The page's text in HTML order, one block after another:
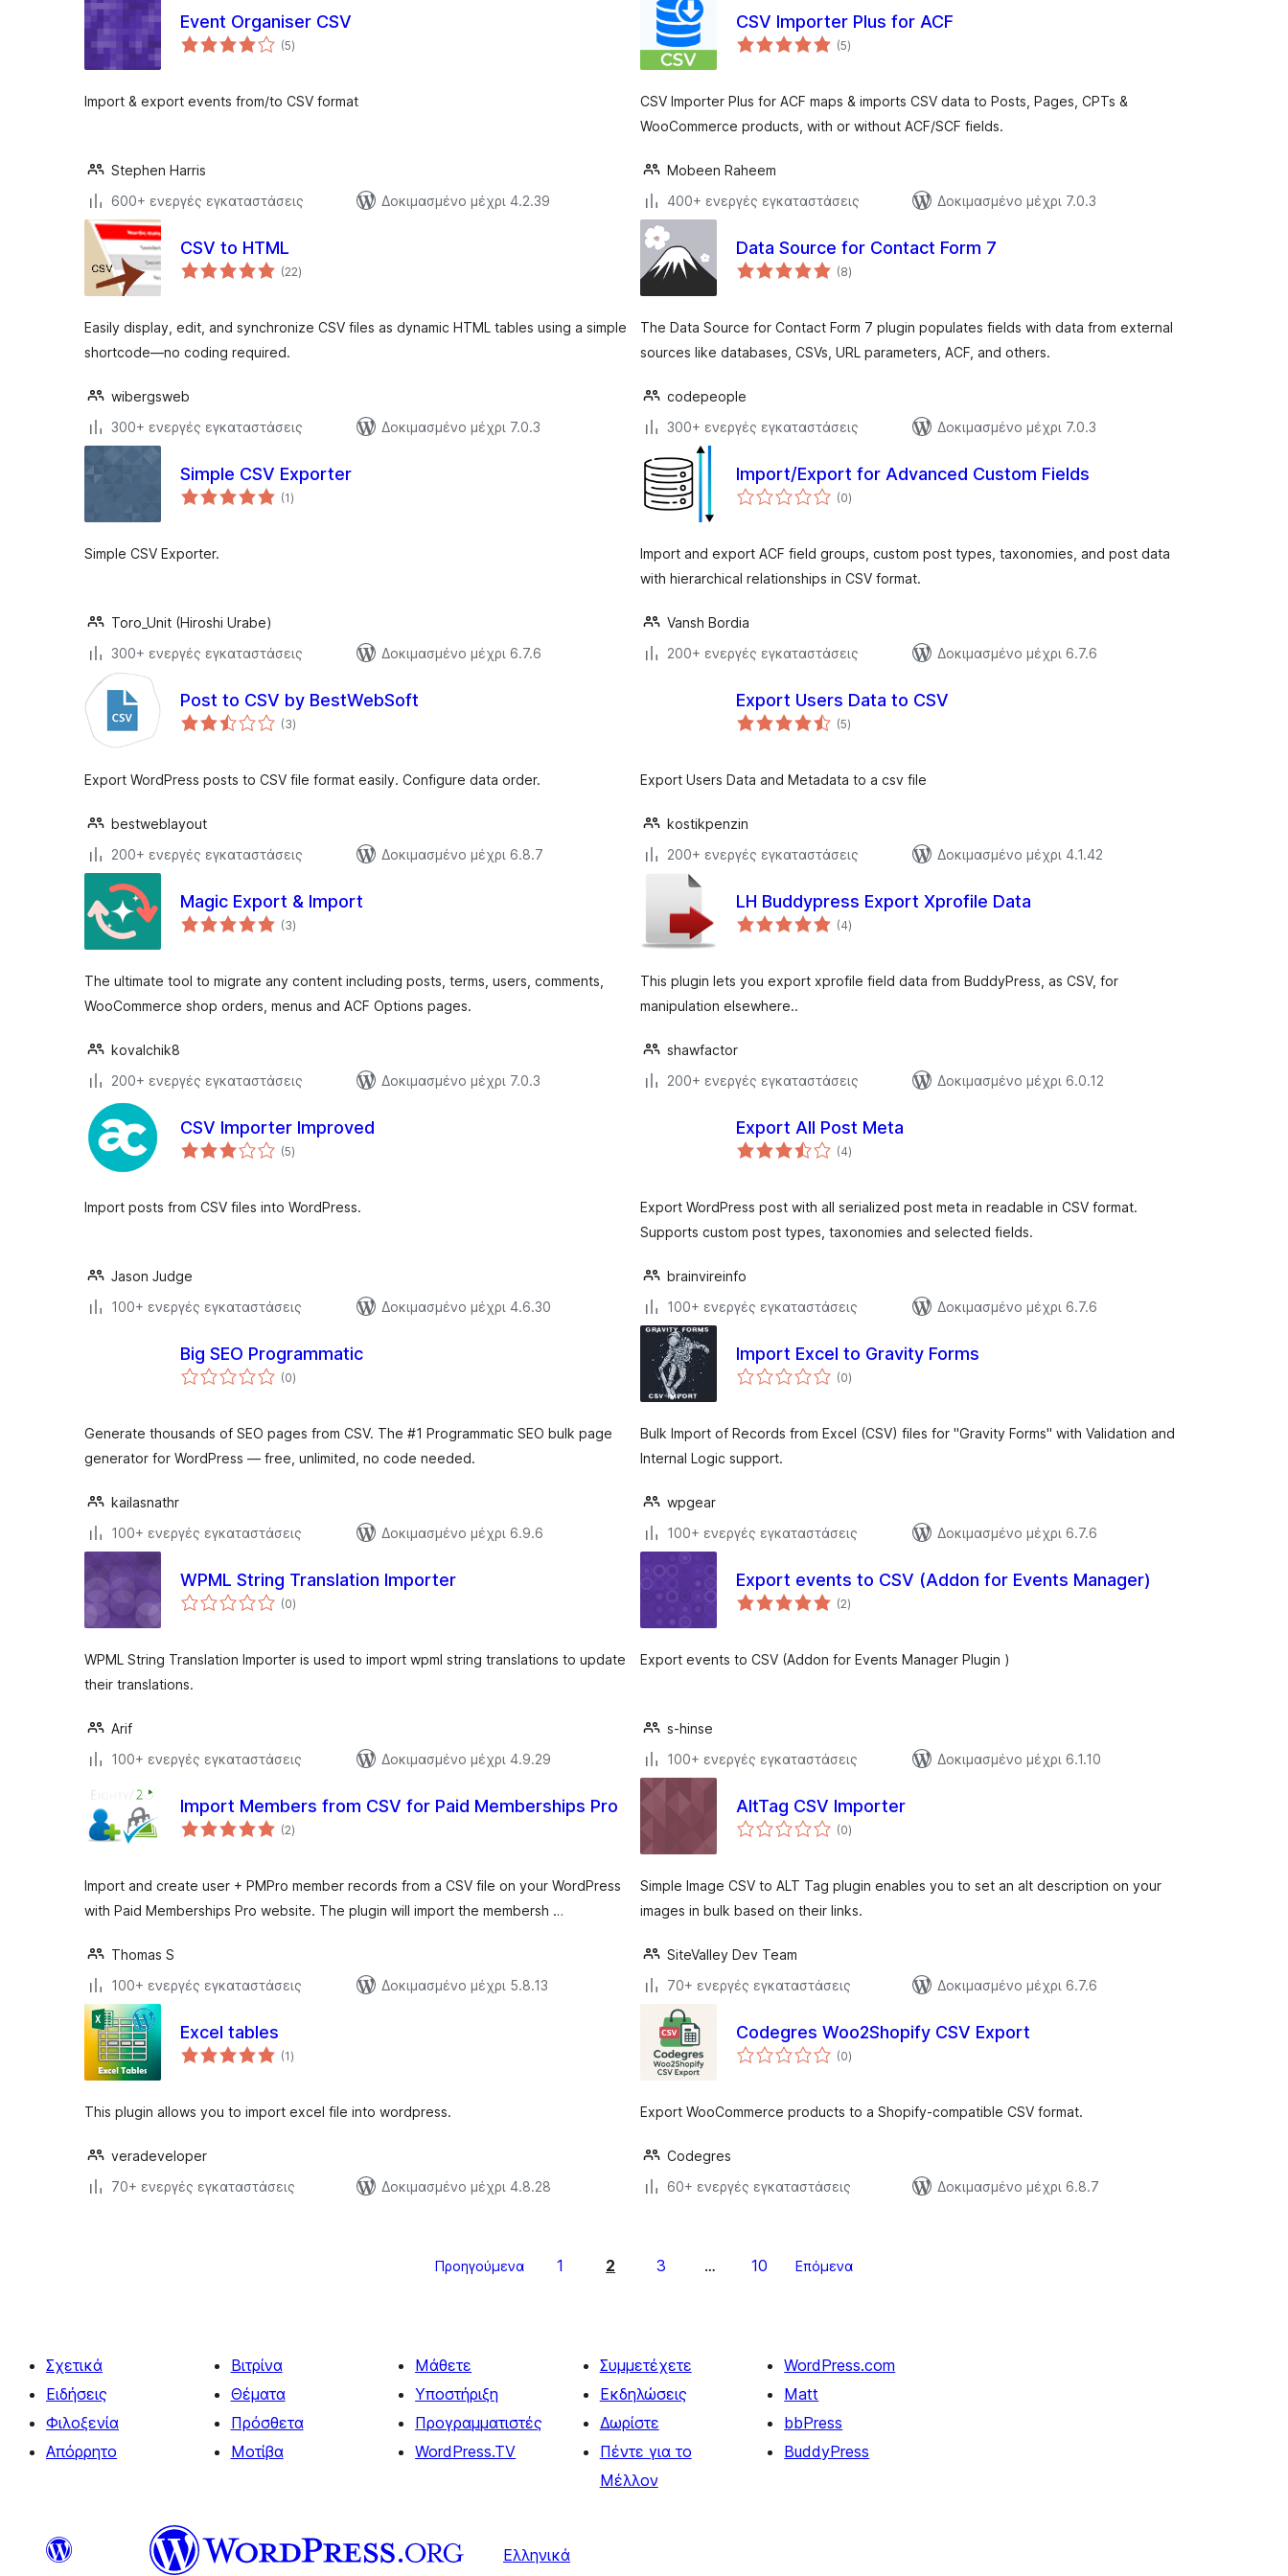
Event Organiser CSV
(5αξιολογήσεις
σύνολο
)
Import & export events from/to CSV format
Stephen Harris
600+ ενεργές εγκαταστάσεις
Δοκιμασμένο μέχρι 4.2.39
CSV Importer Plus for ACF
(5αξιολογήσεις
σύνολο
)
CSV Importer Plus for ACF maps & imports CSV data to Posts, Pages, CPTs &
WooCommerce products, with or without ACF/SCF fields.
Mobeen Raheem
400+ ενεργές εγκαταστάσεις
Δοκιμασμένο μέχρι 7.0.3
CSV to HTML
(22αξιολογήσεις
σύνολο
)
Easily display, edit, and synchronize CSV files as dynamic HTML tables using a simple
shortcode—no coding required.
wibergsweb
300+ ενεργές εγκαταστάσεις
Δοκιμασμένο μέχρι 7.0.3
Data Source for Contact Form 7
(8αξιολογήσεις
σύνολο
)
The Data Source for Contact Form 7 plugin populates fields with data from external
sources like databases, CSVs, URL parameters, ACF, and others.
codepeople
300+ ενεργές εγκαταστάσεις
Δοκιμασμένο μέχρι 7.0.3
Simple CSV Exporter
(1αξιολογήσεις
σύνολο
)
Simple CSV Exporter.
Toro_Unit (Hiroshi Urabe)
300+ ενεργές εγκαταστάσεις
Δοκιμασμένο μέχρι 6.7.6
Import/Export for Advanced Custom Fields
(0αξιολογήσεις
σύνολο
)
Import and export ACF field groups, custom post types, taxonomies, and post data
with hierarchical relationships in CSV format.
Vansh Bordia
200+ ενεργές εγκαταστάσεις
Δοκιμασμένο μέχρι 6.7.6
Post to CSV by BestWebSoft
(3αξιολογήσεις
σύνολο
)
Export WordPress posts to CSV file format easily. Configure data order.
bestweblayout
200+ ενεργές εγκαταστάσεις
Δοκιμασμένο μέχρι 6.8.7
Export Users Data to CSV
(5αξιολογήσεις
σύνολο
)
Export Users Data and Metadata to a csv file
kostikpenzin
200+ ενεργές εγκαταστάσεις
Δοκιμασμένο μέχρι 4.1.42
Magic Export & Import
(3αξιολογήσεις
σύνολο
)
The ultimate tool to migrate any content including posts, terms, users, comments,
WooCommerce shop orders, menus and ACF Options pages.
kovalchik8
200+ ενεργές εγκαταστάσεις
Δοκιμασμένο μέχρι 7.0.3
LH Buddypress Export Xprofile Data
(4αξιολογήσεις
σύνολο
)
This plugin lets you export xprofile field data from BuddyPress, as CSV, for
manipulation elsewhere..
shawfactor
200+ ενεργές εγκαταστάσεις
Δοκιμασμένο μέχρι 6.0.12
CSV Importer Improved
(5αξιολογήσεις
σύνολο
)
Import posts from CSV files into WordPress.
Jason Judge
100+ ενεργές εγκαταστάσεις
Δοκιμασμένο μέχρι 4.6.30
Export All Post Meta
(4αξιολογήσεις
σύνολο
)
Export WordPress post with all serialized post meta in readable in CSV format.
Supports custom post types, taxonomies and selected fields.
brainvireinfo
100+ ενεργές εγκαταστάσεις
Δοκιμασμένο μέχρι 6.7.6
Big SEO Programmatic
(0αξιολογήσεις
σύνολο
)
Generate thousands of SEO pages from CSV. The #1 Programmatic SEO bulk page
generator for WordPress — free, unlimited, no code needed.
kailasnathr
100+ ενεργές εγκαταστάσεις
Δοκιμασμένο μέχρι 6.9.6
Import Excel to Gravity Forms
(0αξιολογήσεις
σύνολο
)
Bulk Import of Records from Excel (CSV) files for "Gravity Forms" with Validation and
Internal Logic support.
wpgear
100+ ενεργές εγκαταστάσεις
Δοκιμασμένο μέχρι 6.7.6
WPML String Translation Importer
(0αξιολογήσεις
σύνολο
)
WPML String Translation Importer is used to import wpml string translations to update
their translations.
Arif
100+ ενεργές εγκαταστάσεις
Δοκιμασμένο μέχρι 4.9.29
Export events to CSV (Addon for Events Manager)
(2αξιολογήσεις
σύνολο
)
Export events to CSV (Addon for Events Manager Plugin )
s-hinse
100+ ενεργές εγκαταστάσεις
Δοκιμασμένο μέχρι 6.1.10
Import Members from CSV for Paid Memberships Pro
(2αξιολογήσεις
σύνολο
)
Import and create user + PMPro member records from a CSV file on your WordPress
with Paid Memberships Pro website. The plugin will import the membersh …
Thomas S
100+ ενεργές εγκαταστάσεις
Δοκιμασμένο μέχρι 5.8.13
AltTag CSV Importer
(0αξιολογήσεις
σύνολο
)
Simple Image CSV to ALT Tag plugin enables you to set an alt description on your
images in bulk based on their links.
SiteValley Dev Team
70+ ενεργές εγκαταστάσεις
Δοκιμασμένο μέχρι 6.7.6
Excel tables
(1αξιολογήσεις
σύνολο
)
This plugin allows you to import excel file into wordpress.
veradeveloper
70+ ενεργές εγκαταστάσεις
Δοκιμασμένο μέχρι 4.8.28
Codegres Woo2Shopify CSV Export
(0αξιολογήσεις
σύνολο
)
Export WooCommerce products to a Shopify-compatible CSV format.
Codegres
60+ ενεργές εγκαταστάσεις
Δοκιμασμένο μέχρι 6.8.7
Προηγούμενα 1 2 3 … 10 Επόμενα
Σχετικά
Ειδήσεις
Φιλοξενία
Απόρρητο
Βιτρίνα
Θέματα
Πρόσθετα
Μοτίβα
Μάθετε
Υποστήριξη
Προγραμματιστές
WordPress.TV
Συμμετέχετε
Εκδηλώσεις
Δωρίστε
Πέντε για το
Μέλλον
WordPress.com
Matt
bbPress
BuddyPress
Ελληνικά